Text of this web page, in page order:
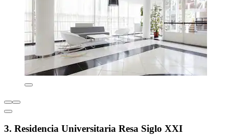
3. Residencia Universitaria Resa Siglo XXI